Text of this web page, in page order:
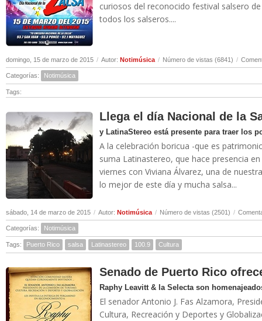
curiosos del reconocido festival salsero
todos los salseros....
domingo, 15 de marzo de 2015 / Autor: Notimúsica / Número de vistas (6841) /
Categorías: Notimúsica
Tags:
Llega el día Nacional de la
y LatinaStereo está presente para traer los
A la celebración boricua -que es
suma Latinastereo, que hace presencia
viernes con Viviana Álvarez, una de
lo mejor de este día y mucha salsa...
sábado, 14 de marzo de 2015 / Autor: Notimúsica / Número de vistas (2501) /
Categorías: Notimúsica
Tags: Puerto Rico salsa Latinastereo 100.9 Cultura
Senado de Puerto Rico
Raphy Leavitt & la Selecta son
El senador Antonio J. Fas Alzamora,
Cultura, Recreación y Deportes y